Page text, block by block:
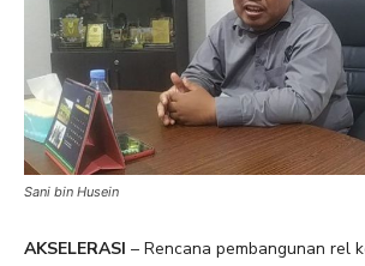
Sani bin Husein
AKSELERASI – Rencana pembangunan rel